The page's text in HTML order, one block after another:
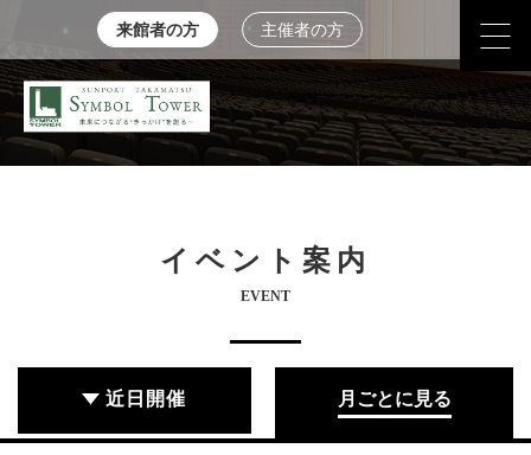
来館者の方 主催者の方
イベント案内
EVENT
近日開催 月ごとに見る